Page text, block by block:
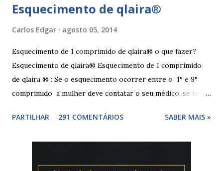
Esquecimento de qlaira®
Carlos Edgar agosto 05, 2014
Esquecimento de 1 comprimido de qlaira® o que fazer?
Esquecimento de qlaira® Esquecimento de 1 comprimido
de qlaira ® : Se o esquecimento ocorrer entre o 1° e 9°
comprimido a mulher deve contatar o seu médico, se teve
comprimido(s) esquecidos, continuar a tomar os restantes
esquecimento. Se o esquecimento ocorrer entre o 10° e o
PARTILHAR 291 COMENTÁRIOS SABER MAIS »